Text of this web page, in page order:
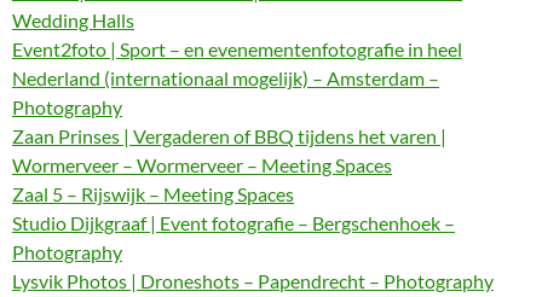
Wedding Halls
Event2foto | Sport – en evenementenfotografie in heel
Nederland (internationaal mogelijk) – Amsterdam –
Photography
Zaan Prinses | Vergaderen of BBQ tijdens het varen |
Wormerveer – Wormerveer – Meeting Spaces
Zaal 5 – Rijswijk – Meeting Spaces
Studio Dijkgraaf | Event fotografie – Bergschenhoek –
Photography
Lysvik Photos | Droneshots – Papendrecht – Photography